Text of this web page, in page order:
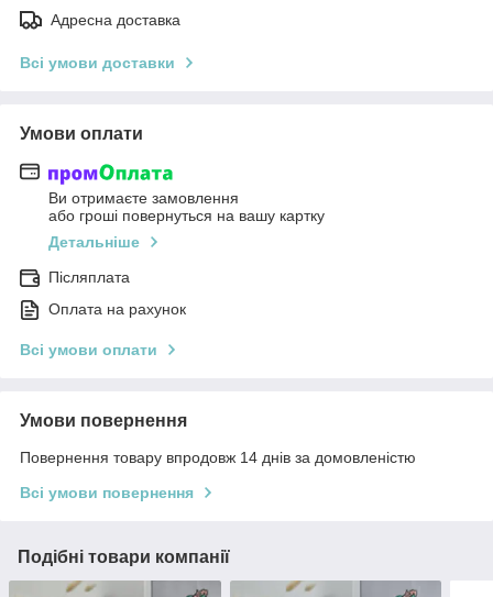
Адресна доставка
Всі умови доставки
Умови оплати
Ви отримаєте замовлення
або гроші повернуться на вашу картку
Детальніше
Післяплата
Оплата на рахунок
Всі умови оплати
Умови повернення
Повернення товару впродовж 14 днів за домовленістю
Всі умови повернення
Подібні товари компанії